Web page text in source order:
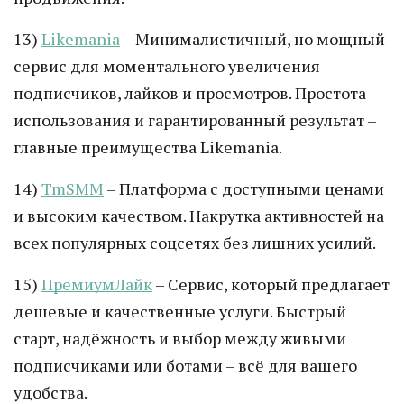
13) Likemania– Минималистичный, но мощный
сервис для моментального увеличения
подписчиков, лайков и просмотров. Простота
использования и гарантированный результат –
главные преимущества Likemania.
14) TmSMM – Платформа с доступными ценами
и высоким качеством. Накрутка активностей на
всех популярных соцсетях без лишних усилий.
15) ПремиумЛайк– Сервис, который предлагает
дешевые и качественные услуги. Быстрый
старт, надёжность и выбор между живыми
подписчиками или ботами – всё для вашего
удобства.